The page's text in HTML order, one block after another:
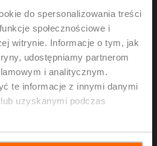
do spersonalizowania treści
społecznościowe i
witrynie. Informacje o tym, jak
udostępniamy partnerom
i analitycznym.
te informacje z innymi danymi
uzyskanymi podczas
z przyciskiem testowym,
72°C (kolor czarny),
kanału 72°C, Długość
465,00 PLN